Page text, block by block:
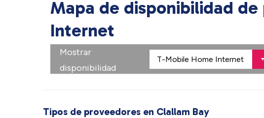
Mapa de disponibilidad de
Internet
Mostrar
disponibilidad
Tipos de proveedores en Clallam Bay